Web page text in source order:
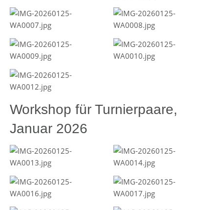
Workshop für Turnierpaare,
Januar 2026